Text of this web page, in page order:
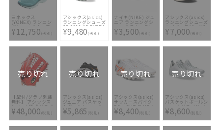
ヨネックス
(YONEX) ランニン
グシューズ セーフ
ラン100Xメン
SHR100XM-042
¥12,750(税別)
アシックス(asics)
ランニングシューズ
GT-1000 15 EXTRA
WIDE 1011C231-
020
¥9,480(税別)
ナイキ(NIKE) ジュ
ニア ランニングシ
ューズ スターラン
ナー3 DA2777-403
¥3,500(税別)
アシックス(asics)
ランニングシューズ
ハイパースピード2
ワイド 1011B494-
001
¥7,000(税別)
売り切れ
【型付/グラブ刺繍
無料】 アシックス
(asics) 硬式グラブ
ゴールドステージ I-
PRO 3121A657-
610 [ 型付け無料 硬
式グラブ刺繍2ヶ所
¥48,000(税別)
売り切れ
アシックス(asics)
ジュニア バスケッ
トボールシューズ
DUNKSHOT MB 9
1064A006-100
¥5,865 (税別)
売り切れ
アシックス(asics)
サッカースパイク
DS LIGHT CLUB＋
1103A073-103
¥8,400(税別)
売り切れ
アシックス(asics)
バスケットボールシ
ューズ グライド ノ
ヴァ FF 3
1063A072-103
¥8,600(税別)